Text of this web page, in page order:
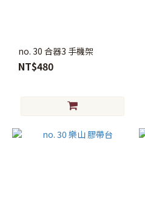
no. 30 合器3 手機架
NT$480